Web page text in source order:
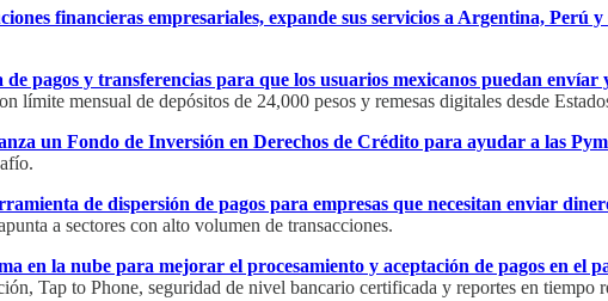
financieras empresariales, expande sus servicios a Argentina, Perú
pagos y transferencias para que los usuarios mexicanos puedan envíar
límite mensual de depósitos de 24,000 pesos y remesas digitales desde
un Fondo de Inversión en Derechos de Crédito para ayudar a las
de dispersión de pagos para empresas que necesitan enviar
a sectores con alto volumen de transacciones.
en la nube para mejorar el procesamiento y aceptación de pagos en el
Tap to Phone, seguridad de nivel bancario certificada y reportes en tiempo